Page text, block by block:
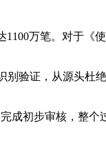
万笔。对于
验证，从源头杜
初步审核，整